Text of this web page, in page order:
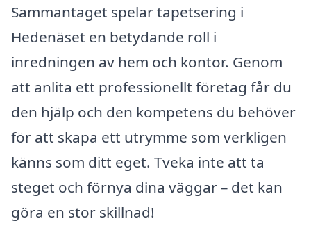
Sammantaget spelar tapetsering i
Hedenäset en betydande roll i
inredningen av hem och kontor. Genom
att anlita ett professionellt företag får du
den hjälp och den kompetens du behöver
för att skapa ett utrymme som verkligen
känns som ditt eget. Tveka inte att ta
steget och förnya dina väggar – det kan
göra en stor skillnad!